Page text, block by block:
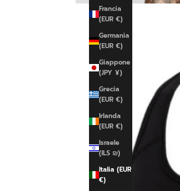
Francia
(EUR €)
Germania
(EUR €)
Giappone
(JPY ¥)
Grecia
(EUR €)
Irlanda
(EUR €)
Israele
(ILS ₪)
Italia (EUR
€)